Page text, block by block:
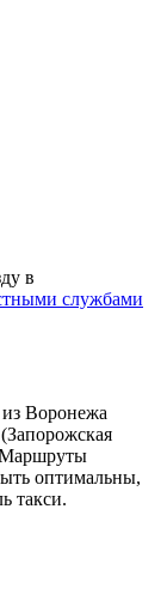
в
службами
Воронежа
Маршруты
оптимальны,
такси.